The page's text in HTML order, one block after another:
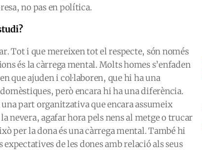
no pas en política.
Tot i que mereixen tot el respecte, són només
és la càrrega mental. Molts homes s’enfaden
que ajuden i col·laboren, que hi ha una
però encara hi ha una diferència.
part organitzativa que encara assumeix
nevera, agafar hora pels nens al metge o trucar
per la dona és una càrrega mental. També hi
de les dones amb relació als seus